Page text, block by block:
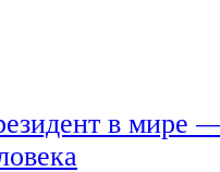
в мире